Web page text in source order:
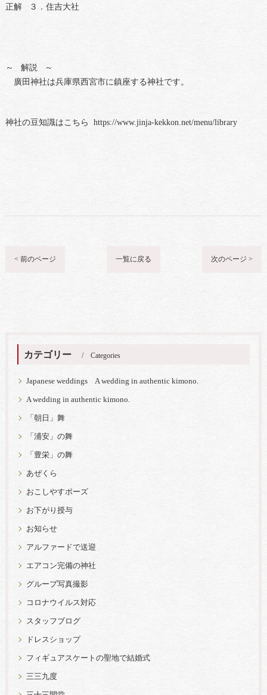
正解 ３．住吉大社
～ 解説 ～
廣田神社は兵庫県西宮市に鎮座する神社です。
神社の豆知識はこちら https://www.jinja-kekkon.net/menu/library
< 前のページ 一覧に戻る 次のページ >
カテゴリー Categories
Japanese weddings A wedding in authentic kimono.
A wedding in authentic kimono.
「朝日」舞
「浦安」の舞
「豊栄」の舞
あぜくら
おこしやすポーズ
お下がり授与
お知らせ
アルファードで送迎
エアコン完備の神社
グループ写真撮影
コロナウイルス対応
スタッフブログ
ドレスショップ
フィギュアスケートの聖地で結婚式
三三九度